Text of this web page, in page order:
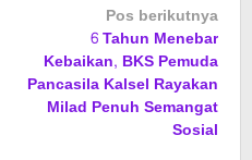
Pos berikutnya
6 Tahun Menebar
Kebaikan, BKS Pemuda
Pancasila Kalsel Rayakan
Milad Penuh Semangat
Sosial